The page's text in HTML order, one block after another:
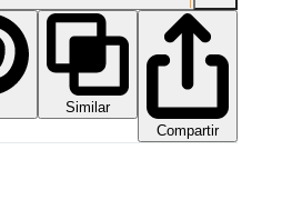
Similar
Compartir